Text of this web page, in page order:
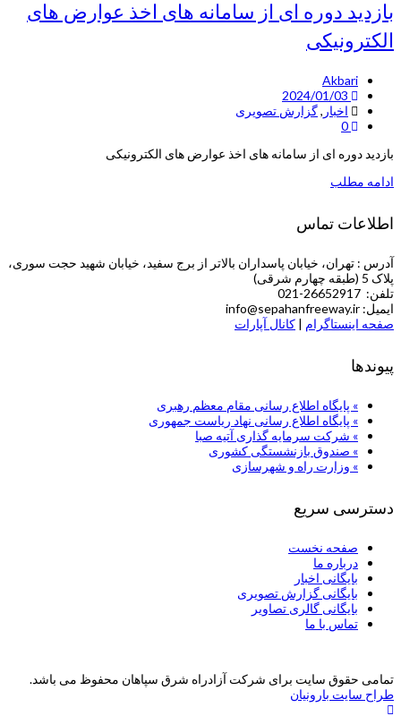
بازدید دوره ای از سامانه های اخذ عوارض های
الکترونیکی
Akbari
اخبار ,گزارش تصویری
بازدید دوره ای از سامانه های اخذ عوارض های الکترونیکی
ادامه مطلب
اطلاعات تماس
آدرس : تهران، خیابان پاسداران بالاتر از برج سفید، خیابان شهید حجت سوری،
پلاک 5 (طبقه چهارم شرقی)
تلفن: 26652917-021
ایمیل: info@sepahanfreeway.ir
صفحه اینستاگرام | کانال آپارات
پیوندها
» پایگاه اطلاع رسانی مقام معظم رهبری
» پایگاه اطلاع رسانی نهاد ریاست جمهوری
» شركت سرمایه گذاری آتیه صبا
» صندوق بازنشستگی کشوری
» وزارت راه و شهرسازی
دسترسی سریع
صفحه نخست
درباره ما
بایگانی اخبار
بایگانی گزارش تصویری
بایگانی گالری تصاویر
تماس با ما
تمامی حقوق سایت برای شرکت آزادراه شرق سپاهان محفوظ می باشد.
طراح سایت بارونیان